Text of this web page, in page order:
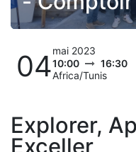
04mai 2023
10:00
16:30
Africa/Tunis
Explorer,
Exceller